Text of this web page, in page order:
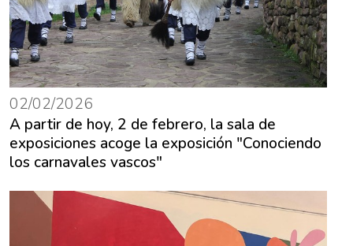
02/02/2026
A partir de hoy, 2 de febrero, la sala de
exposiciones acoge la exposición "Conociendo
los carnavales vascos"